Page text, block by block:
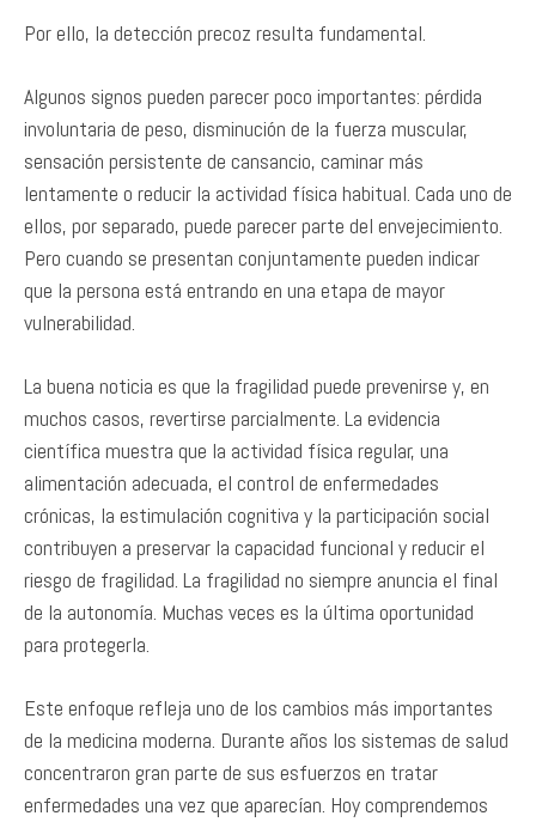
Por ello, la detección precoz resulta fundamental.
Algunos signos pueden parecer poco importantes: pérdida
involuntaria de peso, disminución de la fuerza muscular,
sensación persistente de cansancio, caminar más
lentamente o reducir la actividad física habitual. Cada uno de
ellos, por separado, puede parecer parte del envejecimiento.
Pero cuando se presentan conjuntamente pueden indicar
que la persona está entrando en una etapa de mayor
vulnerabilidad.
La buena noticia es que la fragilidad puede prevenirse y, en
muchos casos, revertirse parcialmente. La evidencia
científica muestra que la actividad física regular, una
alimentación adecuada, el control de enfermedades
crónicas, la estimulación cognitiva y la participación social
contribuyen a preservar la capacidad funcional y reducir el
riesgo de fragilidad. La fragilidad no siempre anuncia el final
de la autonomía. Muchas veces es la última oportunidad
para protegerla.
Este enfoque refleja uno de los cambios más importantes
de la medicina moderna. Durante años los sistemas de salud
concentraron gran parte de sus esfuerzos en tratar
enfermedades una vez que aparecían. Hoy comprendemos